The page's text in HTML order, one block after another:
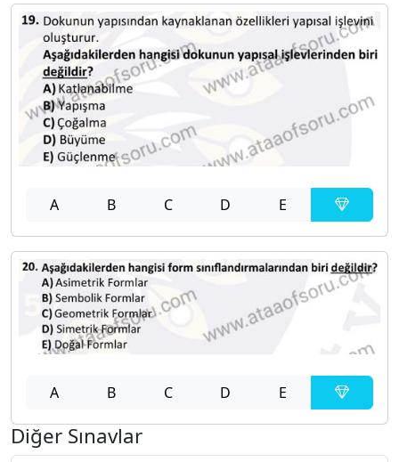
A B C D E
A B C D E
Diğer Sınavlar